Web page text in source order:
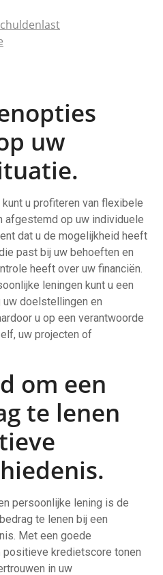
uw
u profiteren van flexibele
op uw individuele
dat u de mogelijkheid heeft
past bij uw behoeften en
heeft over uw financiën.
leningen kunt u een
uw doelstellingen en
u op een verantwoorde
uw projecten of
om een
te lenen
persoonlijke lening is de
te lenen bij een
Met een goede
kredietscore tonen
in uw